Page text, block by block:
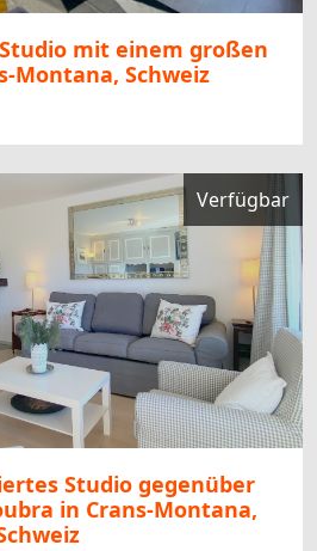
mit einem großen
Montana, Schweiz
Verfügbar
Studio gegenüber
in Crans-Montana,